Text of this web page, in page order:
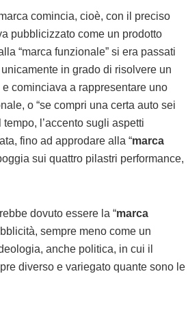
comincia, cioè, con il preciso
pubblicizzato come un prodotto
“marca funzionale” si era passati
in grado di risolvere un
cominciava a rappresentare uno
o “se compri una certa auto sei
l’accento sugli aspetti
fino ad approdare alla “marca
sui quattro pilastri performance,
dovuto essere la “marca
sempre meno come un
anche politica, in cui il
diverso e variegato quante sono le